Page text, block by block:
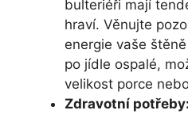
bulteriéři mají
hraví. Věnujte
energie vaše
po jídle ospalé,
velikost porce
Zdravotní potřeby: